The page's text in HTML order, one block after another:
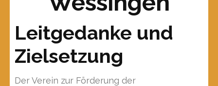
Leitgedanke und
Zielsetzung
Der Verein zur Förderung der